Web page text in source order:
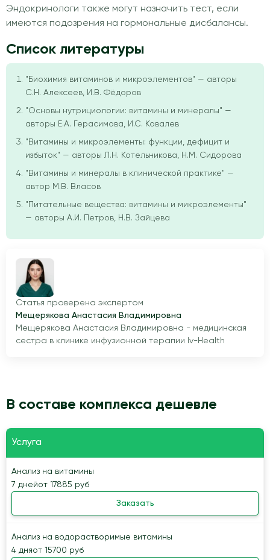
Эндокринологи также могут назначить тест, если
имеются подозрения на гормональные дисбалансы.
Список литературы
"Биохимия витаминов и микроэлементов" — авторы
С.Н. Алексеев, И.В. Фёдоров
"Основы нутрициологии: витамины и минералы" —
авторы Е.А. Герасимова, И.С. Ковалев
"Витамины и микроэлементы: функции, дефицит и
избыток" — авторы Л.Н. Котельникова, Н.М. Сидорова
"Витамины и минералы в клинической практике" —
автор М.В. Власов
"Питательные вещества: витамины и микроэлементы"
— авторы А.И. Петров, Н.В. Зайцева
Статья проверена экспертом
Мещерякова Анастасия Владимировна
Мещерякова Анастасия Владимировна - медицинская
сестра в клинике инфузионной терапии Iv-Health
В составе комплекса дешевле
Услуга
Анализ на витамины
7 днейот 17885 руб
Заказать
Анализ на водорастворимые витамины
4 дняот 15700 руб